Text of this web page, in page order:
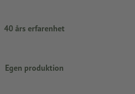
40 års erfarenhet
Egen produktion